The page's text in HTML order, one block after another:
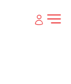
Open